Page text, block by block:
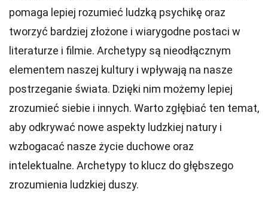
pomaga lepiej rozumieć ludzką psychikę oraz
tworzyć bardziej złożone i wiarygodne postaci w
literaturze i filmie. Archetypy są nieodłącznym
elementem naszej kultury i wpływają na nasze
postrzeganie świata. Dzięki nim możemy lepiej
zrozumieć siebie i innych. Warto zgłębiać ten temat,
aby odkrywać nowe aspekty ludzkiej natury i
wzbogacać nasze życie duchowe oraz
intelektualne. Archetypy to klucz do głębszego
zrozumienia ludzkiej duszy.